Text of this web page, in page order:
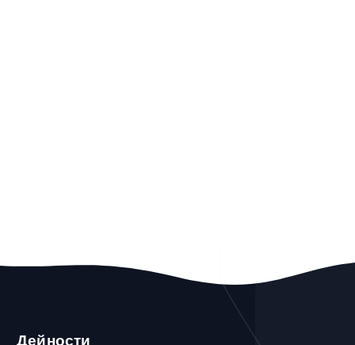
Дейности